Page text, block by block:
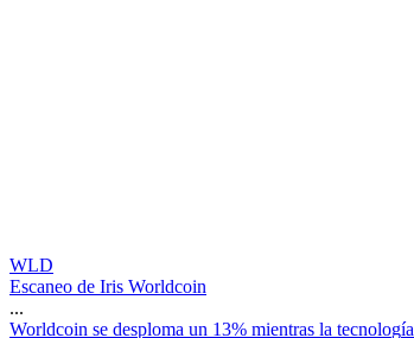
WLD
Escaneo de Iris Worldcoin
...
Worldcoin se desploma un 13% mientras la tecnología